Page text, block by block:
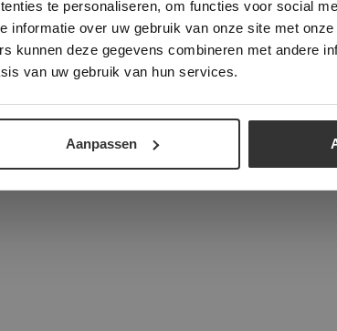
te personaliseren, om functies voor social
informatie over uw gebruik van onze site met
kunnen deze gegevens combineren met andere
van uw gebruik van hun services.
Aanpassen
verder
ACCEPTEREN ALLES AFWIJZEN